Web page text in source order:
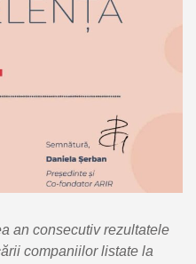
an consecutiv rezultatele
companiilor listate la